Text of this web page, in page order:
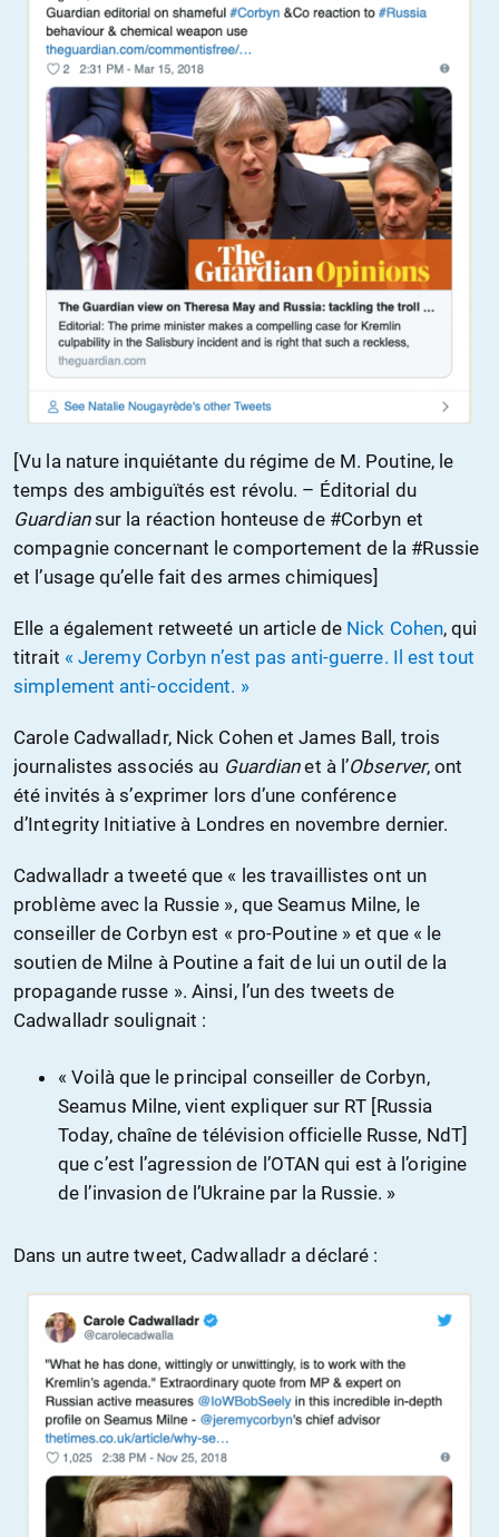
[Vu la nature inquiétante du régime de M. Poutine, le
temps des ambiguïtés est révolu. – Éditorial du
Guardiansur la réaction honteuse de #Corbyn et
compagnie concernant le comportement de la #Russie
et l’usage qu’elle fait des armes chimiques]
Elle a également retweeté un article de Nick Cohen, qui
titrait « Jeremy Corbyn n’est pas anti-guerre. Il est tout
simplement anti-occident. »
Carole Cadwalladr, Nick Cohen et James Ball, trois
journalistes associés au Guardianet à l’Observer, ont
été invités à s’exprimer lors d’une conférence
d’Integrity Initiative à Londres en novembre dernier.
Cadwalladr a tweeté que « les travaillistes ont un
problème avec la Russie », que Seamus Milne, le
conseiller de Corbyn est « pro-Poutine » et que « le
soutien de Milne à Poutine a fait de lui un outil de la
propagande russe ». Ainsi, l’un des tweets de
Cadwalladr soulignait :
« Voilà que le principal conseiller de Corbyn,
Seamus Milne, vient expliquer sur RT [Russia
Today, chaîne de télévision officielle Russe, NdT]
que c’est l’agression de l’OTAN qui est à l’origine
de l’invasion de l’Ukraine par la Russie. »
Dans un autre tweet, Cadwalladr a déclaré :